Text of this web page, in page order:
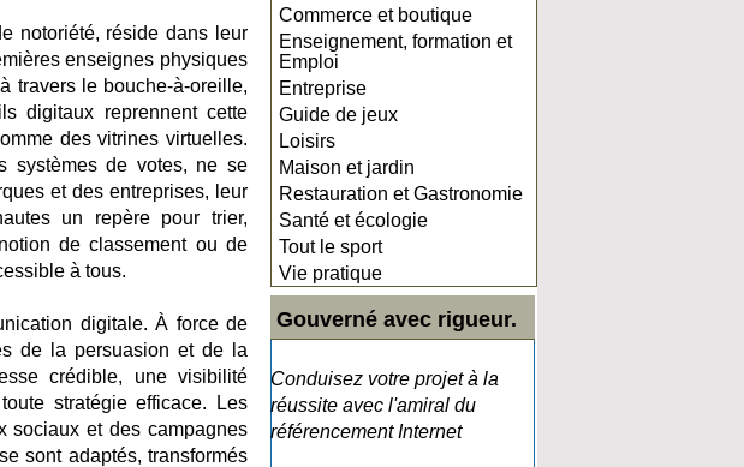
Commerce et boutique
Enseignement, formation et
Emploi
Entreprise
Guide de jeux
Loisirs
Maison et jardin
Restauration et Gastronomie
Santé et écologie
Tout le sport
Vie pratique
Gouverné avec rigueur.
Conduisez votre projet à la
réussite avec l'amiral du
référencement Internet
notoriété, réside dans leur
enseignes physiques
travers le bouche-à-oreille,
digitaux reprennent cette
des vitrines virtuelles.
systèmes de votes, ne se
et des entreprises, leur
un repère pour trier,
de classement ou de
à tous.
digitale. À force de
de la persuasion et de la
crédible, une visibilité
stratégie efficace. Les
sociaux et des campagnes
sont adaptés, transformés